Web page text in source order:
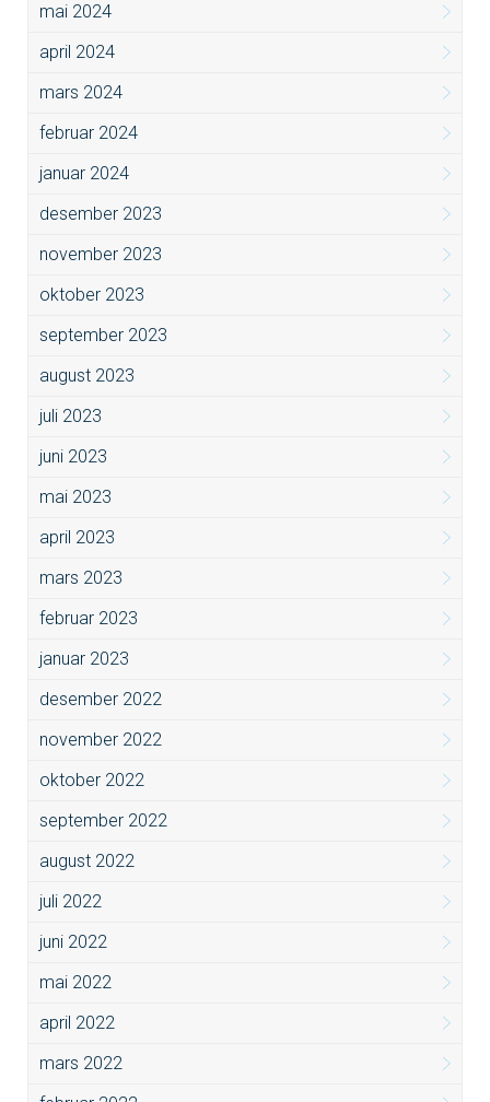
mai 2024
april 2024
mars 2024
februar 2024
januar 2024
desember 2023
november 2023
oktober 2023
september 2023
august 2023
juli 2023
juni 2023
mai 2023
april 2023
mars 2023
februar 2023
januar 2023
desember 2022
november 2022
oktober 2022
september 2022
august 2022
juli 2022
juni 2022
mai 2022
april 2022
mars 2022